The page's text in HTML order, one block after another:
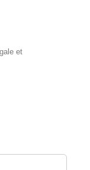
et